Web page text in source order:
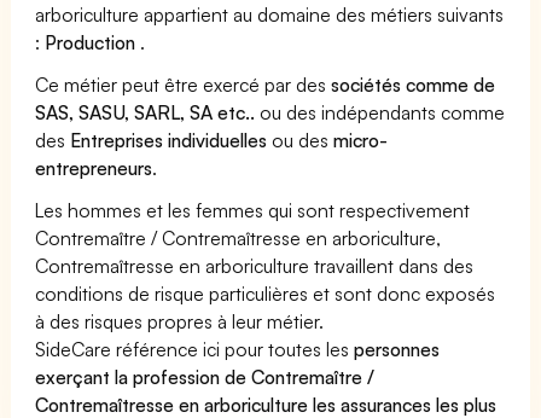
arboriculture appartient au domaine des métiers suivants
: Production .
Ce métier peut être exercé par dessociétés comme de
SAS, SASU, SARL, SA etc.. ou des indépendants comme
des Entreprises individuelles ou desmicro-
entrepreneurs.
Les hommes et les femmes qui sont respectivement
Contremaître / Contremaîtresse en arboriculture,
Contremaîtresse en arboriculture travaillent dans des
conditions de risque particulières et sont donc exposés
à des risques propres à leur métier.
SideCare référence ici pour toutes lespersonnes
exerçant la profession de Contremaître /
Contremaîtresse en arboriculture les assurances les plus